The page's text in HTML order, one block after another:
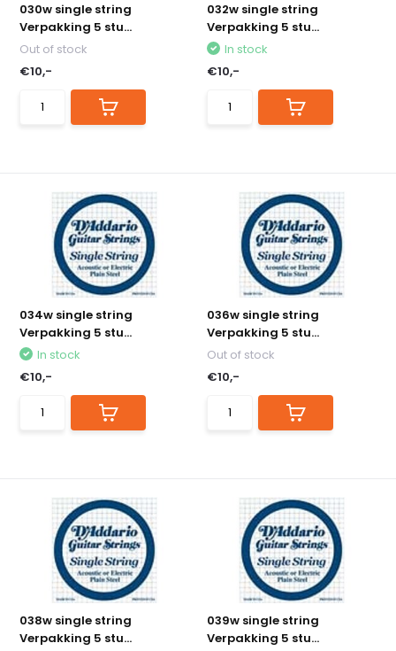
030w single string
Verpakking 5 stu...
Out of stock
€10,-
032w single string
Verpakking 5 stu...
In stock
€10,-
034w single string
Verpakking 5 stu...
In stock
€10,-
036w single string
Verpakking 5 stu...
Out of stock
€10,-
038w single string
Verpakking 5 stu...
039w single string
Verpakking 5 stu...